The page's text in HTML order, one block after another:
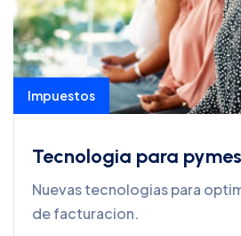
Impuestos
Tecnologia para pymes
Nuevas tecnologias para
de facturacion.